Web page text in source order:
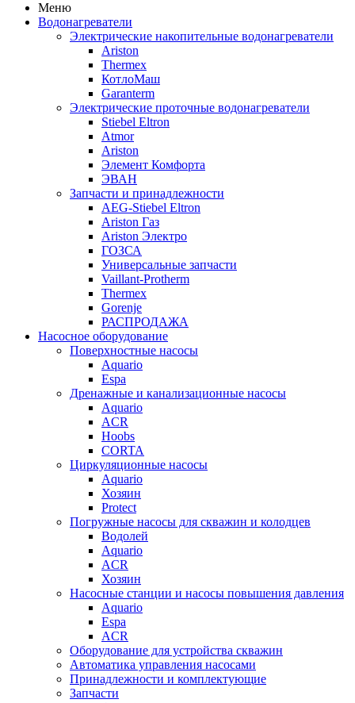
Меню
Водонагреватели
Электрические накопительные водонагреватели
Ariston
Thermex
КотлоМаш
Garanterm
Электрические проточные водонагреватели
Stiebel Eltron
Atmor
Ariston
Элемент Комфорта
ЭВАН
Запчасти и принадлежности
AEG-Stiebel Eltron
Ariston Газ
Ariston Электро
ГОЗСА
Универсальные запчасти
Vaillant-Protherm
Thermex
Gorenje
РАСПРОДАЖА
Насосное оборудование
Поверхностные насосы
Aquario
Espa
Дренажные и канализационные насосы
Aquario
ACR
Hoobs
CORTA
Циркуляционные насосы
Aquario
Хозяин
Protect
Погружные насосы для скважин и колодцев
Водолей
Aquario
ACR
Хозяин
Насосные станции и насосы повышения давления
Aquario
Espa
ACR
Оборудование для устройства скважин
Автоматика управления насосами
Принадлежности и комплектующие
Запчасти